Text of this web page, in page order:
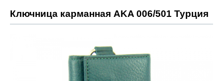
Ключница карманная AKA 006/501 Турция